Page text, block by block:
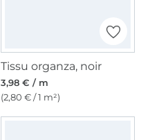
Tissu organza, noir
3,98 € / m
(2,80 € / 1 m²)